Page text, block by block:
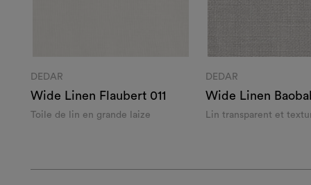
DEDAR
Wide Linen Flaubert 011
Toile de lin en grande laize
DEDAR
Wide Linen
Lin transparent et